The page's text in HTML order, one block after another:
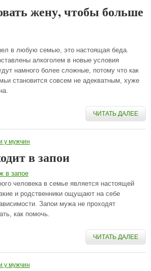
жену, чтобы больше
в любую семью, это настоящая беда.
алкоголем в новые условия
намного более сложные, потому что как
становится совсем не адекватным, хуже
ЧИТАТЬ ДАЛЕЕ
у мужчин
в запои
человека в семье является настоящей
и родственники ощущают на себе
Запои мужа не проходят
как помочь.
ЧИТАТЬ ДАЛЕЕ
у мужчин